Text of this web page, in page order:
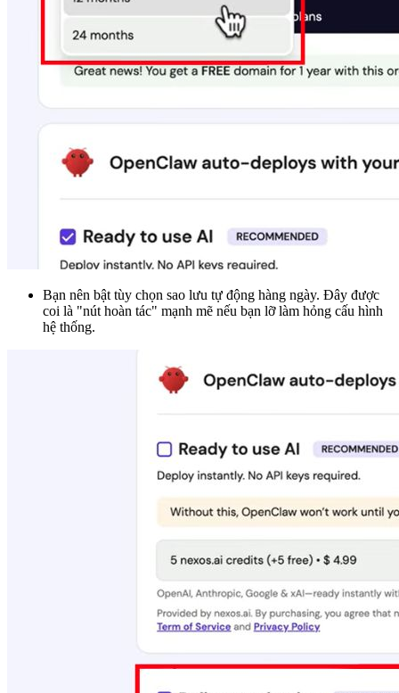
Bạn nên bật tùy chọn sao lưu tự động hàng ngày. Đây được
coi là "nút hoàn tác" mạnh mẽ nếu bạn lỡ làm hỏng cấu hình
hệ thống.